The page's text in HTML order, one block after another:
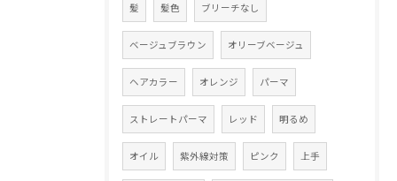
髪 髪色 ブリーチなし
ベージュブラウン オリーブベージュ
ヘアカラー オレンジ パーマ
ストレートパーマ レッド 明るめ
オイル 紫外線対策 ピンク 上手